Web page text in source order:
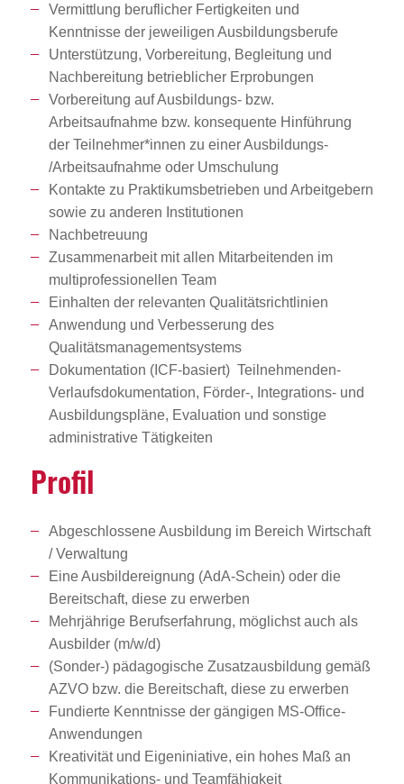
Vermittlung beruflicher Fertigkeiten und
Kenntnisse der jeweiligen Ausbildungsberufe
Unterstützung, Vorbereitung, Begleitung und
Nachbereitung betrieblicher Erprobungen
Vorbereitung auf Ausbildungs- bzw.
Arbeitsaufnahme bzw. konsequente Hinführung
der Teilnehmer*innen zu einer Ausbildungs-
/Arbeitsaufnahme oder Umschulung
Kontakte zu Praktikumsbetrieben und Arbeitgebern
sowie zu anderen Institutionen
Nachbetreuung
Zusammenarbeit mit allen Mitarbeitenden im
multiprofessionellen Team
Einhalten der relevanten Qualitätsrichtlinien
Anwendung und Verbesserung des
Qualitätsmanagementsystems
Dokumentation (ICF-basiert) Teilnehmenden-
Verlaufsdokumentation, Förder-, Integrations- und
Ausbildungspläne, Evaluation und sonstige
administrative Tätigkeiten
Profil
Abgeschlossene Ausbildung im Bereich Wirtschaft
/ Verwaltung
Eine Ausbildereignung (AdA-Schein) oder die
Bereitschaft, diese zu erwerben
Mehrjährige Berufserfahrung, möglichst auch als
Ausbilder (m/w/d)
(Sonder-) pädagogische Zusatzausbildung gemäß
AZVO bzw. die Bereitschaft, diese zu erwerben
Fundierte Kenntnisse der gängigen MS-Office-
Anwendungen
Kreativität und Eigeniniative, ein hohes Maß an
Kommunikations- und Teamfähigkeit